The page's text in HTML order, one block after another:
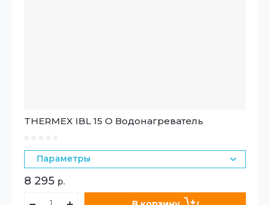
THERMEX IBL 15 O Водонагреватель
Параметры
8 295 р.